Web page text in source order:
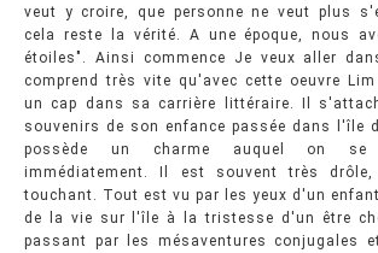
veut y croire, que personne ne veut plus
cela reste la vérité. A une époque, nous
étoiles". Ainsi commence Je veux aller
comprend très vite qu'avec cette oeuvre
un cap dans sa carrière littéraire. Il
souvenirs de son enfance passée dans l'île
possède un charme auquel on se
immédiatement. Il est souvent très
touchant. Tout est vu par les yeux d'un
de la vie sur l'île à la tristesse d'un être
passant par les mésaventures conjugales